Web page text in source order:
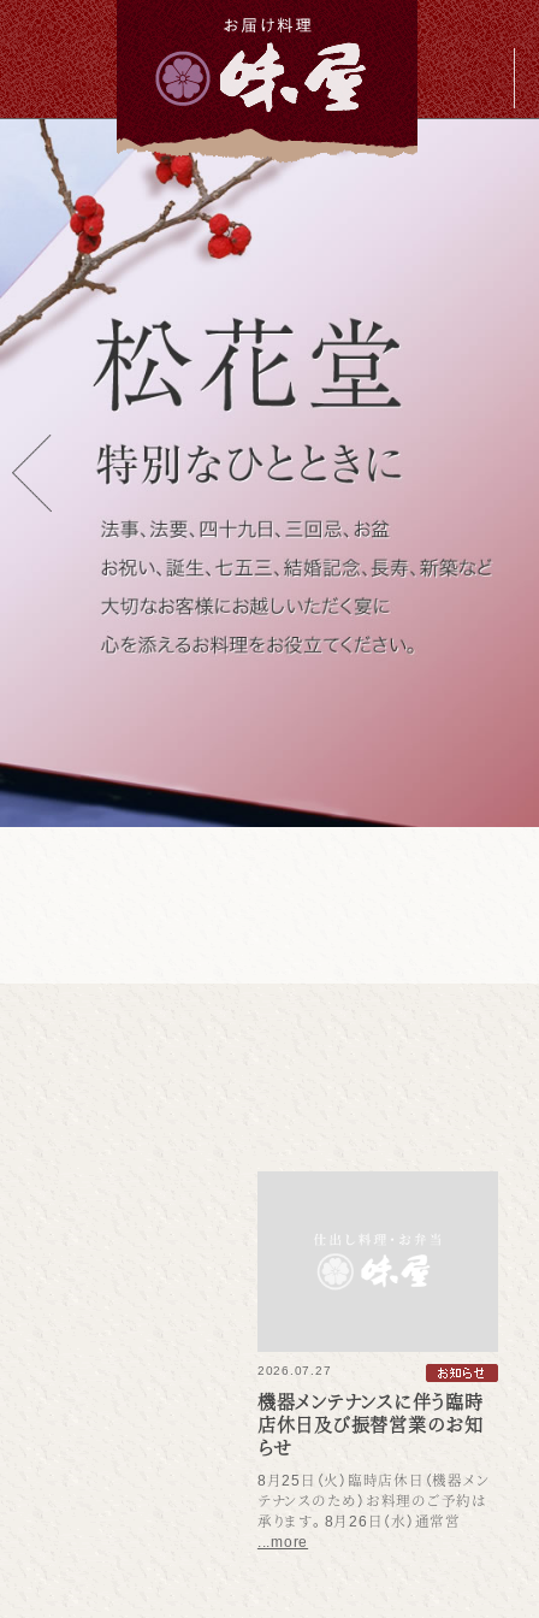
2026.07.27
機器メンテナンスに伴う臨時
店休日及び振替営業のお知
らせ
8月25日（火）臨時店休日（機器メン
テナンスのため）お料理のご予約は
承ります。8月26日（水）通常営
...more